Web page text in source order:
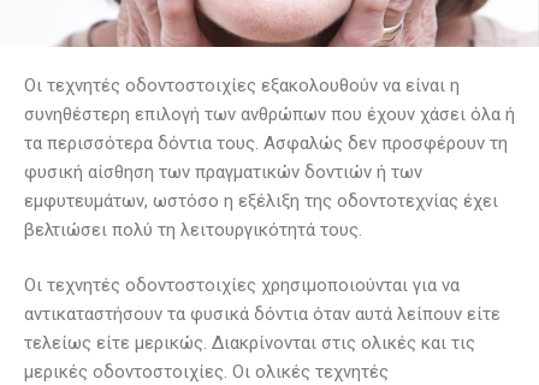
Οι τεχνητές οδοντοστοιχίες εξακολουθούν να είναι η
συνηθέστερη επιλογή των ανθρώπων που έχουν χάσει όλα ή
τα περισσότερα δόντια τους. Ασφαλώς δεν προσφέρουν τη
φυσική αίσθηση των πραγματικών δοντιών ή των
εμφυτευμάτων, ωστόσο η εξέλιξη της οδοντοτεχνίας έχει
βελτιώσει πολύ τη λειτουργικότητά τους.
Οι τεχνητές οδοντοστοιχίες χρησιμοποιούνται για να
αντικαταστήσουν τα φυσικά δόντια όταν αυτά λείπουν είτε
τελείως είτε μερικώς. Διακρίνονται στις ολικές και τις
μερικές οδοντοστοιχίες. Οι ολικές τεχνητές